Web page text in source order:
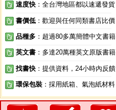
速度快 ：全台灣地區都以速遞發貨
書價低 ：歡迎與任何同類書店比價
品種多 ：超過80多萬簡體中文書籍
英文書 ：多達20萬種英文原版書籍
找書快 ：提供資料，24小時內反饋
環保包裝 ：採用紙箱、氣泡紙材料